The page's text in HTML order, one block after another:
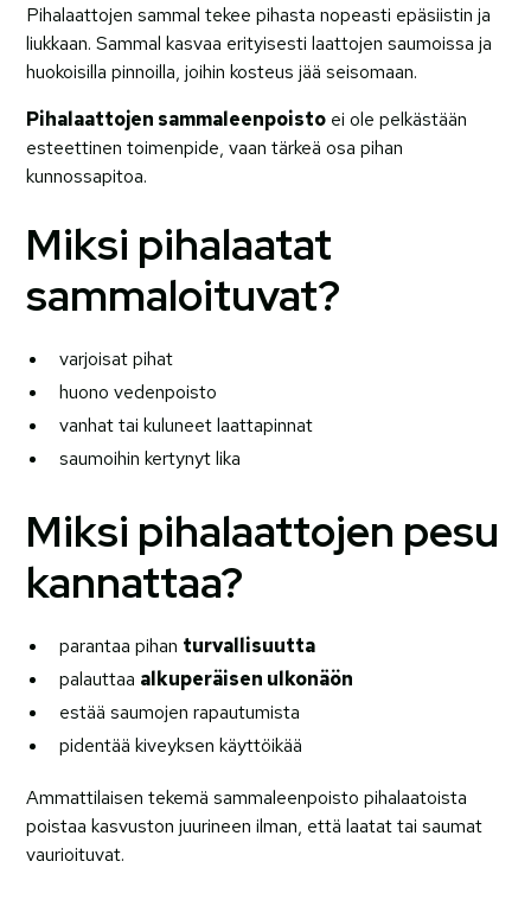
Pihalaattojen sammal tekee pihasta nopeasti epäsiistin ja
liukkaan. Sammal kasvaa erityisesti laattojen saumoissa ja
huokoisilla pinnoilla, joihin kosteus jää seisomaan.
Pihalaattojen sammaleenpoisto ei ole pelkästään
esteettinen toimenpide, vaan tärkeä osa pihan
kunnossapitoa.
Miksi pihalaatat
sammaloituvat?
varjoisat pihat
huono vedenpoisto
vanhat tai kuluneet laattapinnat
saumoihin kertynyt lika
Miksi pihalaattojen pesu
kannattaa?
parantaa pihan turvallisuutta
palauttaa alkuperäisen ulkonäön
estää saumojen rapautumista
pidentää kiveyksen käyttöikää
Ammattilaisen tekemä sammaleenpoisto pihalaatoista
poistaa kasvuston juurineen ilman, että laatat tai saumat
vaurioituvat.